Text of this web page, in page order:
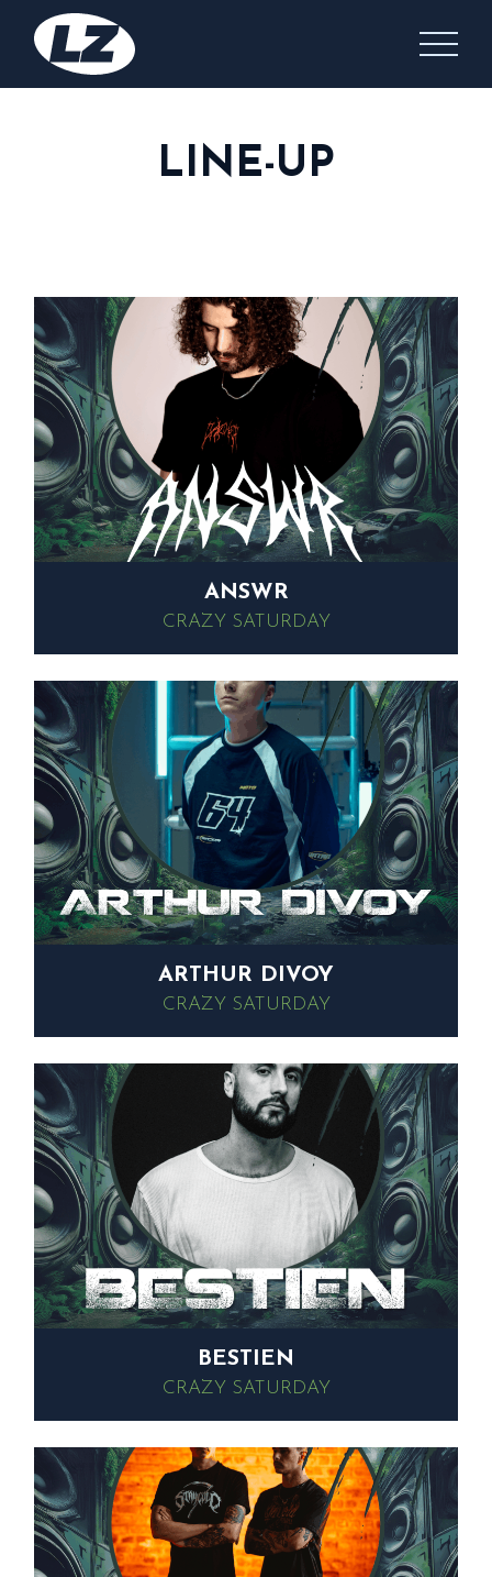
LINE-UP
ANSWR
CRAZY SATURDAY
ARTHUR DIVOY
CRAZY SATURDAY
BESTIEN
CRAZY SATURDAY